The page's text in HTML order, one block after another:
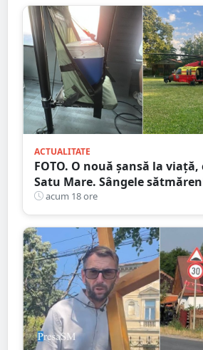
ACTUALITATE
FOTO. O nouă șansă la
Satu Mare. Sângele
într-o misiune contra
un transplant hepatic
acum 18 ore